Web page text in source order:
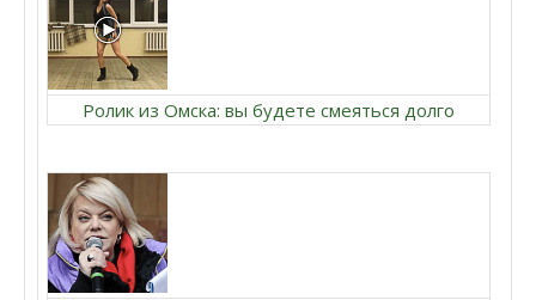
Ролик из Омска: вы будете смеяться долго